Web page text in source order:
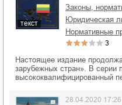
текст
законы,
юридическая
нормативные
3
Настоящее издание
зарубежных стран». В серии
высококвалифицированный
28.04.2020 17:26